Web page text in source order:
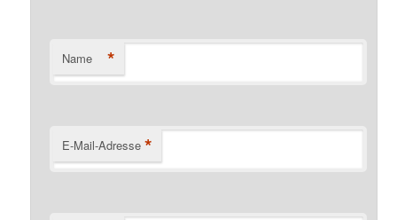
Name *
E-Mail-Adresse *